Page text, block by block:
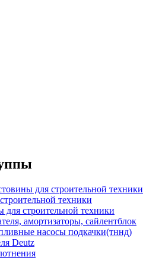
для строительной техники
техники
строительной техники
амортизаторы, сайлентблок
насосы подкачки(тннд)
Deutz